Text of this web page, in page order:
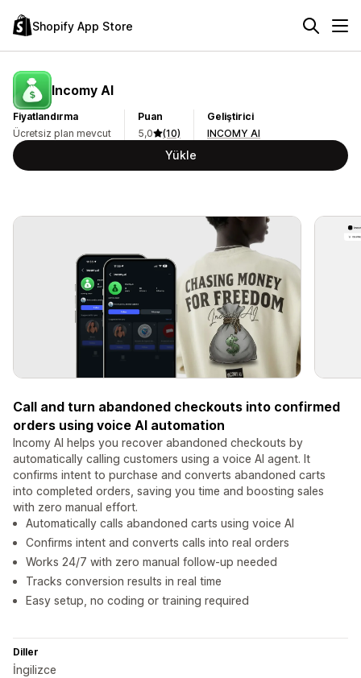
Shopify App Store
Incomy AI
Fiyatlandırma
Ücretsiz plan mevcut
Puan
5,0
(10)
Geliştirici
INCOMY AI
Yükle
Call and turn abandoned checkouts into confirmed
orders using voice AI automation
Incomy AI helps you recover abandoned checkouts by
automatically calling customers using a voice AI agent. It
confirms intent to purchase and converts abandoned carts
into completed orders, saving you time and boosting sales
with zero manual effort.
Automatically calls abandoned carts using voice AI
Confirms intent and converts calls into real orders
Works 24/7 with zero manual follow-up needed
Tracks conversion results in real time
Easy setup, no coding or training required
Diller
İngilizce